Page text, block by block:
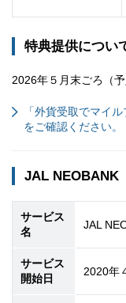
特典提供につい
2026年５月末ごろ（予
「外貨受取でマイ
をご確認ください。
JAL
サービス
名
JAL
サービス
開始日
2020年